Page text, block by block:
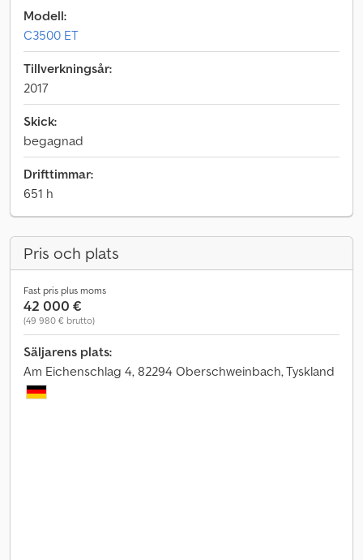
Modell:
C3500 ET
Tillverkningsår:
2017
Skick:
begagnad
Drifttimmar:
651 h
Pris och plats
Fast pris plus moms
42 000 €
(49 980 € brutto)
Säljarens plats:
Am Eichenschlag 4, 82294 Oberschweinbach, Tyskland